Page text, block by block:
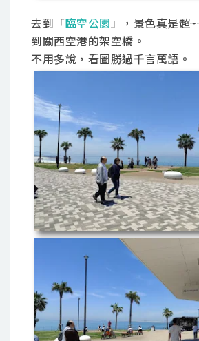
去到「臨空公園 」，景色真是超
到關西空港的架空橋。
不用多說，看圖勝過千言萬語。